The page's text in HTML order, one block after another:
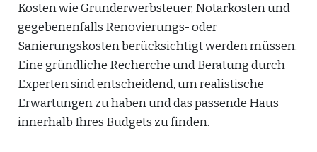
Kosten wie Grunderwerbsteuer, Notarkosten und
gegebenenfalls Renovierungs- oder
Sanierungskosten berücksichtigt werden müssen.
Eine gründliche Recherche und Beratung durch
Experten sind entscheidend, um realistische
Erwartungen zu haben und das passende Haus
innerhalb Ihres Budgets zu finden.